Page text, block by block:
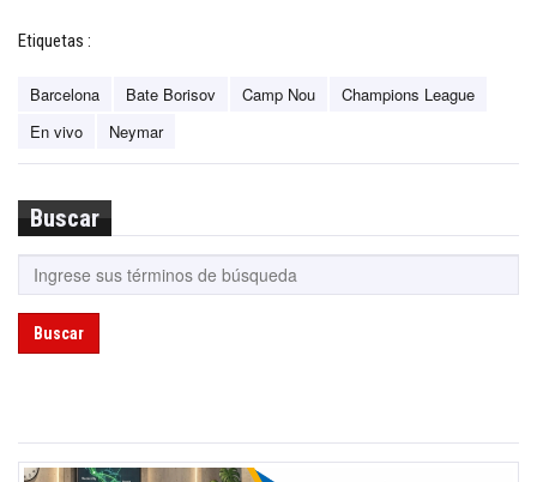
Etiquetas :
Barcelona Bate Borisov Camp Nou
Champions League
En vivo
Neymar
Buscar
Buscar